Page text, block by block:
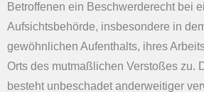
Betroffenen ein Beschwerderecht bei
Aufsichtsbehörde, insbesondere in
gewöhnlichen Aufenthalts, ihres
Orts des mutmaßlichen Verstoßes zu.
besteht unbeschadet anderweitiger